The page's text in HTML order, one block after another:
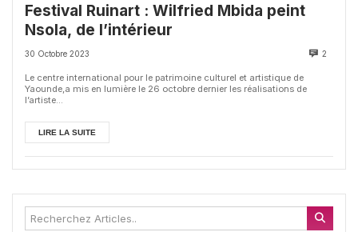
Festival Ruinart : Wilfried Mbida peint
Nsola, de l’intérieur
30 Octobre 2023 2
Le centre international pour le patrimoine culturel et artistique de
Yaounde,a mis en lumière le 26 octobre dernier les réalisations de
l’artiste...
LIRE LA SUITE